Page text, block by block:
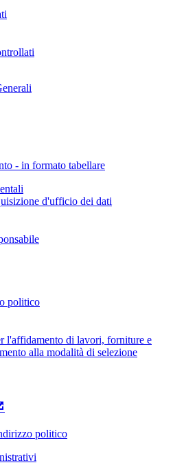
- in formato tabellare
d'ufficio dei dati
politico
l'affidamento di lavori, forniture e
alla modalità di selezione
politico